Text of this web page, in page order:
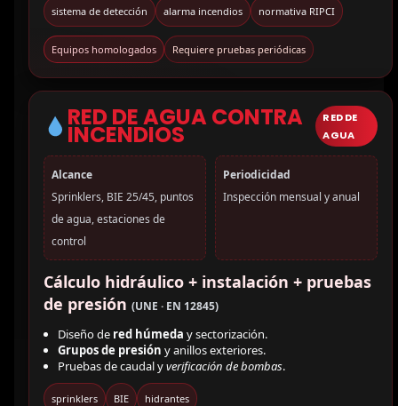
sistema de detección alarma incendios normativa RIPCI
Equipos homologados Requiere pruebas periódicas
RED DE AGUA CONTRA
INCENDIOS
RED DE
AGUA
Alcance
Sprinklers, BIE 25/45, puntos
de agua, estaciones de
control
Periodicidad
Inspección mensual y anual
Cálculo hidráulico + instalación + pruebas
de presión (UNE · EN 12845)
Diseño de red húmeda y sectorización.
Grupos de presión y anillos exteriores.
Pruebas de caudal yverificación de bombas.
sprinklers BIE hidrantes